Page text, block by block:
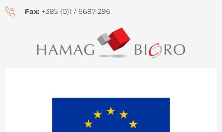
Fax: +385 (0)1 / 6687-296